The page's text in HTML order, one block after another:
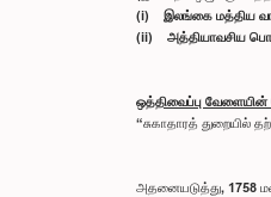
(i) இலங்கை மத்திய
(ii) அத்தியாவசிய
ஒத்திவைப்பு
“சுகாதாரத் துறையில்
அதனையடுத்து, 1758